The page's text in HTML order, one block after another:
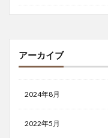
アーカイブ
2024年8月
2022年5月